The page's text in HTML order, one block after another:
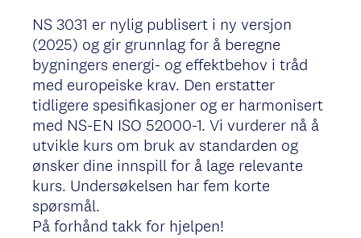
NS 3031 er nylig publisert i ny versjon
(2025) og gir grunnlag for å beregne
bygningers energi- og effektbehov i tråd
med europeiske krav. Den erstatter
tidligere spesifikasjoner og er harmonisert
med NS-EN ISO 52000-1. Vi vurderer nå å
utvikle kurs om bruk av standarden og
ønsker dine innspill for å lage relevante
kurs. Undersøkelsen har fem korte
spørsmål.
På forhånd takk for hjelpen!